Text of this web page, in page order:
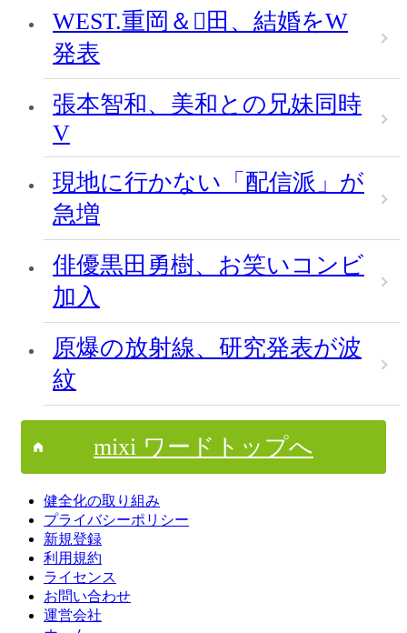
WEST.重岡＆田、結婚をW
発表
張本智和、美和との兄妹同時
V
現地に行かない「配信派」が
急増
俳優黒田勇樹、お笑いコンビ
加入
原爆の放射線、研究発表が波
紋
mixi ワードトップへ
健全化の取り組み
プライバシーポリシー
新規登録
利用規約
ライセンス
お問い合わせ
運営会社